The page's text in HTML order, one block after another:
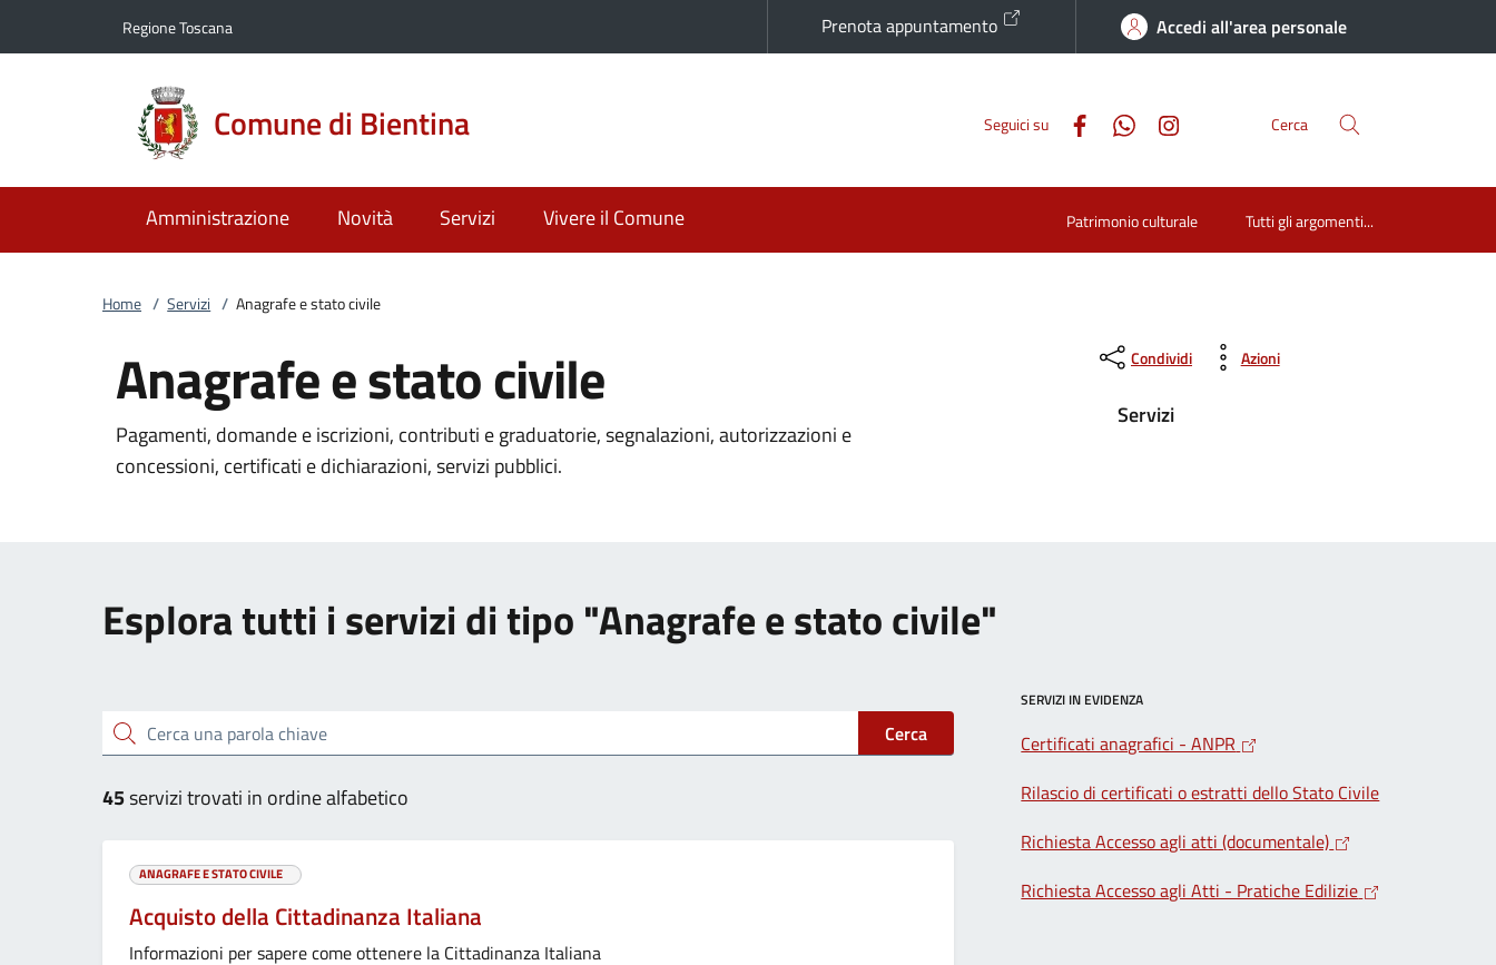
Regione Toscana Prenota appuntamento Accedi all'area personale
Comune di Bientina Seguici su Cerca
Amministrazione Novità Servizi Vivere il Comune Patrimonio culturale Tutti gli argomenti...
Home / Servizi / Anagrafe e stato civile
Anagrafe e stato civile
Pagamenti, domande e iscrizioni, contributi e graduatorie, segnalazioni, autorizzazioni e
concessioni, certificati e dichiarazioni, servizi pubblici.
Condividi Azioni
Servizi
Esplora tutti i servizi di tipo "Anagrafe e stato civile"
Cerca una parola chiave Cerca
45servizi trovati in ordine alfabetico
ANAGRAFE E STATO CIVILE
Acquisto della Cittadinanza Italiana
Informazioni per sapere come ottenere la Cittadinanza Italiana
SERVIZI IN EVIDENZA
Certificati anagrafici - ANPR
Rilascio di certificati o estratti dello Stato Civile
Richiesta Accesso agli atti (documentale)
Richiesta Accesso agli Atti - Pratiche Edilizie